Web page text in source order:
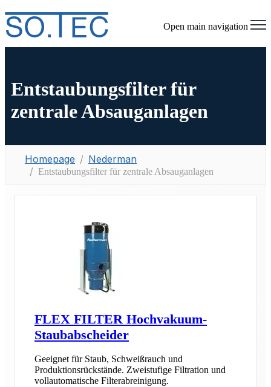
Open main navigation
Entstaubungsfilter für
zentrale Absauganlagen
Homepage Nederman
Entstaubungsfilter für zentrale Absauganlagen
FLEX FILTER Hochvakuum-
Staubabscheider
Geeignet für Staub, Schweißrauch und
Produktionsrückstände. Zweistufige Filtration und
vollautomatische Filterabreinigung.